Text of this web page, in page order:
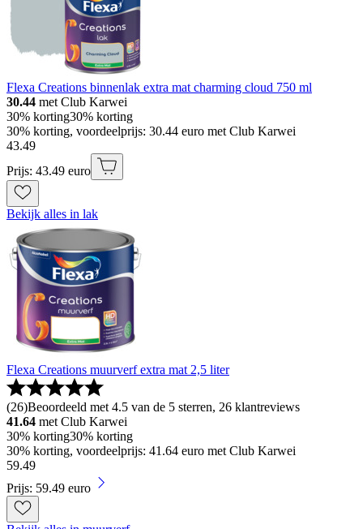
Flexa Creations binnenlak extra mat charming cloud 750 ml
30.44 met Club Karwei
30% korting30% korting
30% korting, voordeelprijs: 30.44 euro met Club Karwei
43.49
Prijs: 43.49 euro
Bekijk alles in lak
Flexa Creations muurverf extra mat 2,5 liter
(26)Beoordeeld met 4.5 van de 5 sterren, 26 klantreviews
41.64 met Club Karwei
30% korting30% korting
30% korting, voordeelprijs: 41.64 euro met Club Karwei
59.49
Prijs: 59.49 euro